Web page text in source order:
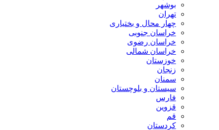
بوشهر
تهران
چهار محال و بختیاری
خراسان جنوبی
خراسان رضوی
خراسان شمالی
خوزستان
زنجان
سمنان
سیستان و بلوچستان
فارس
قزوین
قم
کردستان